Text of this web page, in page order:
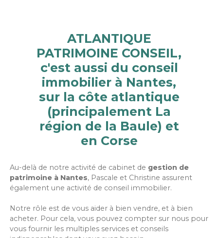
ATLANTIQUE
PATRIMOINE CONSEIL,
c'est aussi du conseil
immobilier à Nantes,
sur la côte atlantique
(principalement La
région de la Baule) et
en Corse
Au-delà de notre activité de cabinet de gestion de
patrimoine à Nantes, Pascale et Christine assurent
également une activité de conseil immobilier.
Notre rôle est de vous aider à bien vendre, et à bien
acheter. Pour cela, vous pouvez compter sur nous pour
vous fournir les multiples services et conseils